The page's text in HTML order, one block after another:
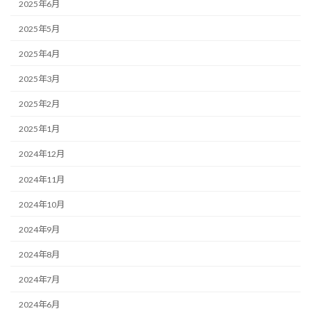
2025年6月
2025年5月
2025年4月
2025年3月
2025年2月
2025年1月
2024年12月
2024年11月
2024年10月
2024年9月
2024年8月
2024年7月
2024年6月